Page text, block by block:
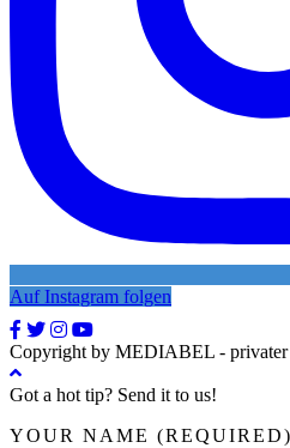
Auf Instagram folgen
Copyright by MEDIABEL - privater
Got a hot tip? Send it to us!
YOUR NAME (REQUIRED)